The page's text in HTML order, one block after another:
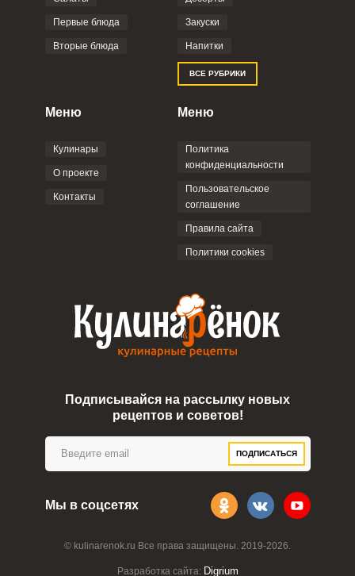
© kulinarenok.ru Все права защищены. 2019-2026.
Разработка сайта: Digrium
Первые блюда
Вторые блюда
Закуски
Напитки
ВСЕ РУБРИКИ
Меню
Кулинары
О проекте
Контакты
Меню
Политика
конфиденциальности
Пользовательское
соглашение
Правила сайта
Политики cookies
Подписывайся на рассылку новых
рецептов и советов!
ПОДПИСАТЬСЯ
Мы в соцсетях